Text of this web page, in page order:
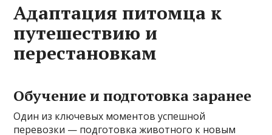
Адаптация питомца к
путешествию и
перестановкам
Обучение и подготовка заранее
Один из ключевых моментов успешной
перевозки — подготовка животного к новым